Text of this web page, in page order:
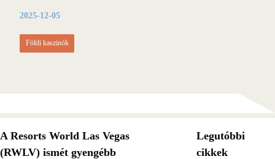
2025-12-05
Földi kaszinók
A Resorts World Las Vegas
(RWLV) ismét gyengébb
Legutóbbi
cikkek